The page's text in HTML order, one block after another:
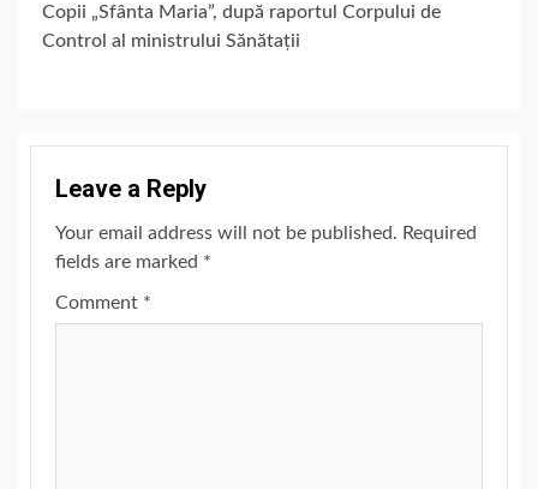
Copii „Sfânta Maria”, după raportul Corpului de
Control al ministrului Sănătații
Leave a Reply
Your email address will not be published. Required
fields are marked *
Comment *